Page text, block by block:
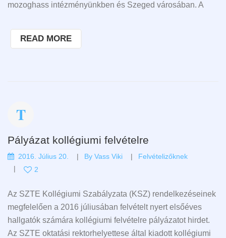
mozoghass intézményünkben és Szeged városában. A
READ MORE
Pályázat kollégiumi felvételre
2016. Július 20. By Vass Viki
Felvételizőknek
2
Az SZTE Kollégiumi Szabályzata (KSZ) rendelkezéseinek
megfelelően a 2016 júliusában felvételt nyert elsőéves
hallgatók számára kollégiumi felvételre pályázatot hirdet.
Az SZTE oktatási rektorhelyettese által kiadott kollégiumi